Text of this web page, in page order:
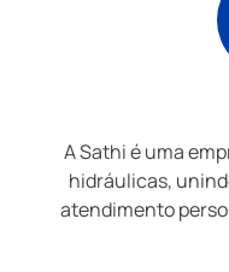
A Sathi é uma
hidráulicas,
atendimento